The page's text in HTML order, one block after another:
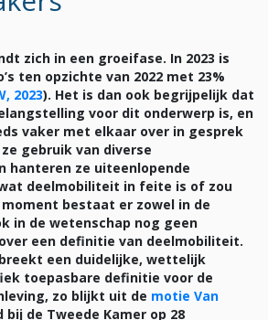
zich in een groeifase. In 2023 is
ten opzichte van 2022 met 23%
2023). Het is dan ook begrijpelijk dat
voor dit onderwerp is, en
vaker met elkaar over in gesprek
gebruik van diverse
hanteren ze uiteenlopende
deelmobiliteit in feite is of zou
bestaat er zowel in de
in de wetenschap nog geen
een definitie van deelmobiliteit.
een duidelijke, wettelijk
toepasbare definitie voor de
zo blijkt uit de motie Van
bij de Tweede Kamer op 28